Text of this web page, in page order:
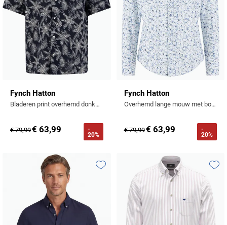
Fynch Hatton
Bladeren print overhemd donkerblauw
€ 79,99€ 63,99
-
20%
Fynch Hatton
Overhemd lange mouw met borstzak lichtblauw
€ 79,99€ 63,99
-
20%
Toevoegen aan favorieten